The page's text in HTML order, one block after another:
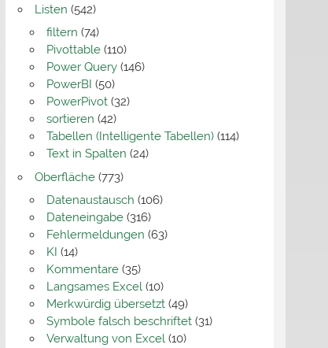
Listen (542)
filtern (74)
Pivottable (110)
Power Query (146)
PowerBI (50)
PowerPivot (32)
sortieren (42)
Tabellen (Intelligente Tabellen) (114)
Text in Spalten (24)
Oberfläche(773)
Datenaustausch (106)
Dateneingabe (316)
Fehlermeldungen (63)
KI (14)
Kommentare (35)
Langsames Excel (10)
Merkwürdig übersetzt (49)
Symbole falsch beschriftet (31)
Verwaltung von Excel (10)